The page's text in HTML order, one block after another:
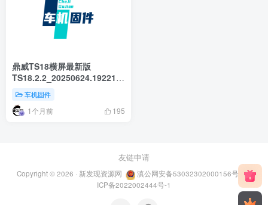
鼎威TS18横屏最新版
TS18.2.2_20250624.192214_WINDOW-
AUTOUI
车机固件
1个月前 195
友链申请
Copyright © 2026 · 新发现资源网 滇公网安备53032302000156号
滇
ICP备2022002444号-1